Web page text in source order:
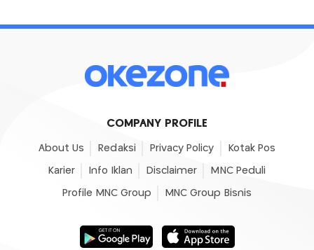
COMPANY PROFILE
About Us Redaksi Privacy Policy Kotak Pos
Karier Info Iklan Disclaimer MNC Peduli
Profile MNC Group MNC Group Bisnis